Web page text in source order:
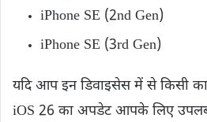
iPhone SE (2nd Gen)
iPhone SE (3rd Gen)
यदि आप इन डिवाइसेस में से किसी
iOS 26 का अपडेट आपके लिए